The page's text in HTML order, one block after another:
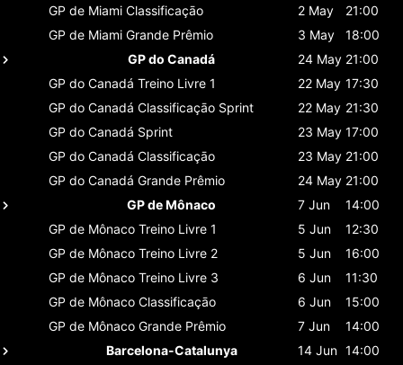
GP de Miami Classificaçāo 2 May
21:00
GP de Miami Grande Prêmio 3 May
18:00
GP do Canadá
24 May 21:00
GP do Canadá Treino Livre 1 22 May 17:30
GP do Canadá Classificaçāo Sprint 22 May 21:30
GP do Canadá Sprint 23 May 17:00
GP do Canadá Classificaçāo 23 May 21:00
GP do Canadá Grande Prêmio 24 May 21:00
GP de Mônaco
7 Jun
14:00
GP de Mônaco Treino Livre 1 5 Jun
12:30
GP de Mônaco Treino Livre 2 5 Jun
16:00
GP de Mônaco Treino Livre 3 6 Jun
11:30
GP de Mônaco Classificaçāo 6 Jun
15:00
GP de Mônaco Grande Prêmio 7 Jun
14:00
Barcelona-Catalunya
14 Jun 14:00